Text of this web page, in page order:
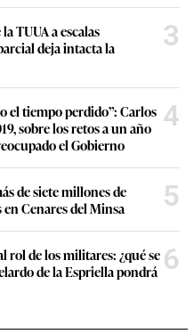
TUUA a escalas
deja intacta la
3
el tiempo perdido”: Carlos
sobre los retos a un año
el Gobierno
4
de siete millones de
Cenares del Minsa
5
rol de los militares: ¿qué se
de la Espriella pondrá 6